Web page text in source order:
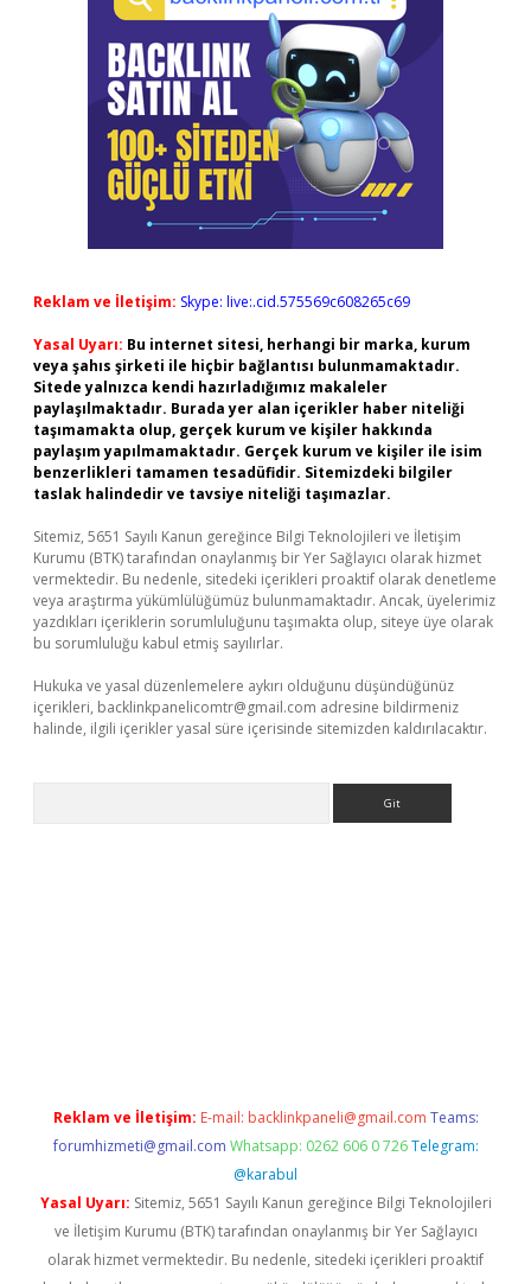
Reklam ve İletişim: Skype: live:.cid.575569c608265c69
Yasal Uyarı: Bu internet sitesi, herhangi bir marka, kurum
veya şahıs şirketi ile hiçbir bağlantısı bulunmamaktadır.
Sitede yalnızca kendi hazırladığımız makaleler
paylaşılmaktadır. Burada yer alan içerikler haber niteliği
taşımamakta olup, gerçek kurum ve kişiler hakkında
paylaşım yapılmamaktadır. Gerçek kurum ve kişiler ile isim
benzerlikleri tamamen tesadüfidir. Sitemizdeki bilgiler
taslak halindedir ve tavsiye niteliği taşımazlar.
Sitemiz, 5651 Sayılı Kanun gereğince Bilgi Teknolojileri ve İletişim
Kurumu (BTK) tarafından onaylanmış bir Yer Sağlayıcı olarak hizmet
vermektedir. Bu nedenle, sitedeki içerikleri proaktif olarak denetleme
veya araştırma yükümlülüğümüz bulunmamaktadır. Ancak, üyelerimiz
yazdıkları içeriklerin sorumluluğunu taşımakta olup, siteye üye olarak
bu sorumluluğu kabul etmiş sayılırlar.
Hukuka ve yasal düzenlemelere aykırı olduğunu düşündüğünüz
içerikleri, backlinkpanelicomtr@gmail.com adresine bildirmeniz
halinde, ilgili içerikler yasal süre içerisinde sitemizden kaldırılacaktır.
Reklam ve İletişim: E-mail: backlinkpaneli@gmail.com Teams:
forumhizmeti@gmail.com Whatsapp: 0262 606 0 726 Telegram:
@karabul
Yasal Uyarı: Sitemiz, 5651 Sayılı Kanun gereğince Bilgi Teknolojileri
ve İletişim Kurumu (BTK) tarafından onaylanmış bir Yer Sağlayıcı
olarak hizmet vermektedir. Bu nedenle, sitedeki içerikleri proaktif